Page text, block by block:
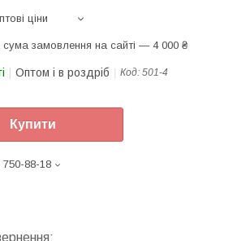
ціни
сума замовлення на сайті — 4 000 ₴
Оптом і в роздріб Код: 501-4
Купити
750-88-18